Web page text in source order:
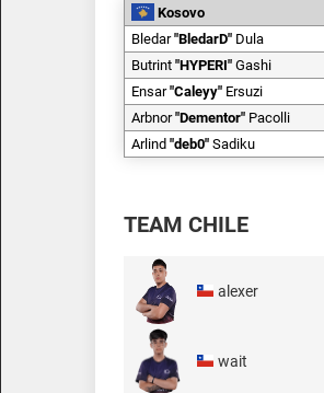
Kosovo
Bledar"BledarD" Dula
Butrint "HYPERI" Gashi
Ensar "Caleyy" Ersuzi
Arbnor "Dementor" Pacolli
Arlind "deb0" Sadiku
TEAM CHILE
alexer
wait